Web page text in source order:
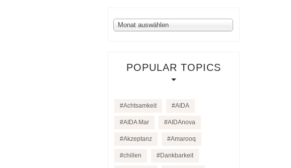
Archiv
Monat auswählen
POPULAR TOPICS
Achtsamkeit AIDA
AIDA Mar AIDAnova
Akzeptanz Amarooq
chillen Dankbarkeit